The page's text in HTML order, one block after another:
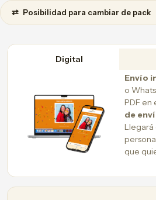
⇄ Posibilidad para cambiar de pack
Digital
Envío
o
PDF en
de
Llegará
que